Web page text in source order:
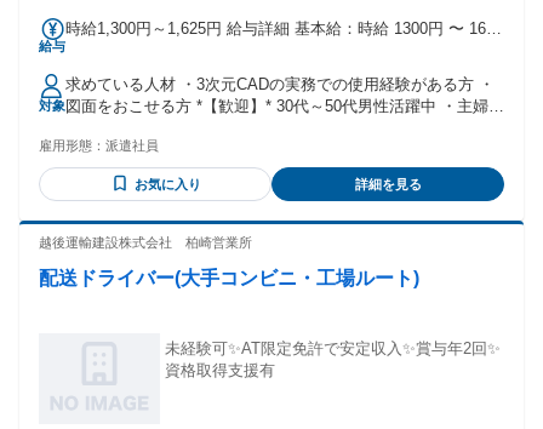
給与
時給1,300円～1,625円 給与詳細 基本給：時給 1300円 〜 1625
（日払い） ＊残業代全額支給
対象
求めている人材 ・3次元CADの実務での使用経験がある方 ・
図面をおこせる方 *【歓迎】* 30代～50代男性活躍中 ・主婦
不問 *【こんな方におすすめ】* ・未経験でも安定的に稼げる
仕事がしたい！ ・誰かの役に立つ仕事がしたい！ ・社会イン
フラを支える仕事がしたい！ ・将来のキャリア形成を考えて
っかり確保してお仕事したい方！ ・友達同士やカップルで働
雇用形態： 派遣社員
お気に入り 詳細を見る
越後運輸建設株式会社 柏崎営業所
配送ドライバー(大手コンビニ・工場ルート)
未経験可✨AT限定免許で安定収入✨賞与年2回✨
資格取得支援有